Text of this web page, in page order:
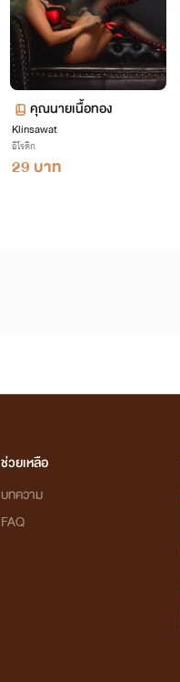
คุณนายเนื้อทอง
Klinsawat
อีโรติก
29 บาท
ช่วยเหลือ
บทความ
FAQ